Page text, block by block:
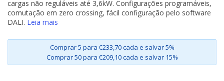
cargas não reguláveis até 3,6kW. Configurações programáveis,
comutação em zero crossing, fácil configuração pelo software
DALI. Leia mais
Comprar 5 para €233,70 cada e salvar 5%
Comprar 50 para €209,10 cada e salvar 15%